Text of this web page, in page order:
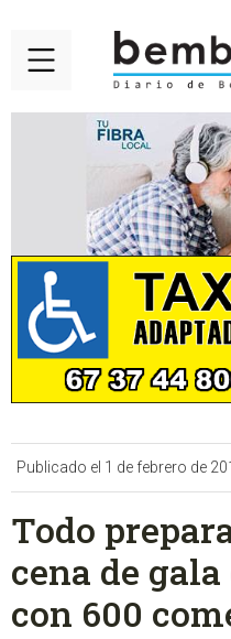
Publicado el 1 de febrero de
Todo
cena de
con 600